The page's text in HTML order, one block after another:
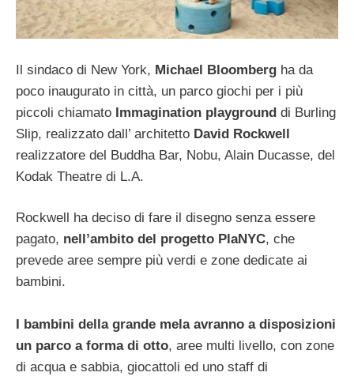
Il sindaco di New York, Michael Bloomberg ha da
poco inaugurato in città, un parco giochi per i più
piccoli chiamato Immagination playground di Burling
Slip, realizzato dall’ architetto David Rockwell
realizzatore del Buddha Bar, Nobu, Alain Ducasse, del
Kodak Theatre di L.A.
Rockwell ha deciso di fare il disegno senza essere
pagato, nell’ambito del progetto PlaNYC, che
prevede aree sempre più verdi e zone dedicate ai
bambini.
I bambini della grande mela avranno a disposizioni
un parco a forma di otto, aree multi livello, con zone
di acqua e sabbia, giocattoli ed uno staff di